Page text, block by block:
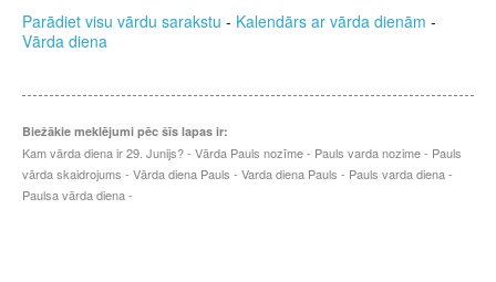
Parādiet visu vārdu sarakstu - Kalendārs ar vārda dienām -
Vārda diena
Biežākie meklējumi pēc šīs lapas ir:
Kam vārda diena ir 29. Junijs? - Vārda Pauls nozīme - Pauls varda nozime - Pauls
vārda skaidrojums - Vārda diena Pauls - Varda diena Pauls - Pauls varda diena -
Paulsa vārda diena -